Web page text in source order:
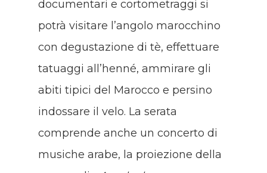
documentari e cortometraggi si
potrà visitare l’angolo marocchino
con degustazione di tè, effettuare
tatuaggi all’henné, ammirare gli
abiti tipici del Marocco e persino
indossare il velo. La serata
comprende anche un concerto di
musiche arabe, la proiezione della